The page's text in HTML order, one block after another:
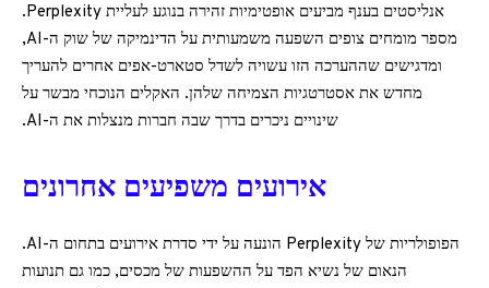
אנליסטים בענף מביעים אופטימיות זהירה בנוגע לעליית Perplexity.
מספר מומחים צופים השפעה משמעותית על הדינמיקה של שוק ה-AI,
ומדגישים שההערכה הזו עשויה לשדל סטארט-אפים אחרים להעריך
מחדש את אסטרטגיות הצמיחה שלהן. האקלים הנוכחי מבשר על
שינויים ניכרים בדרך שבה חברות מנצלות את ה-AI.
אירועים משפיעים אחרונים
הפופולריות של Perplexity הונעה על ידי סדרת אירועים בתחום ה-AI.
הנאום של נשיא הפד על ההשפעות של מכסים, כמו גם תנועות